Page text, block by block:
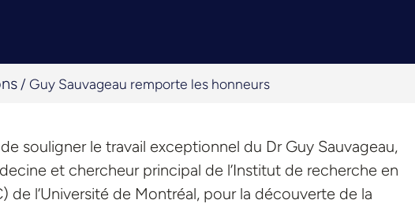
/ Guy Sauvageau remporte les honneurs
souligner le travail exceptionnel du Dr Guy Sauvageau,
et chercheur principal de l’Institut de recherche en
l’Université de Montréal, pour la découverte de la